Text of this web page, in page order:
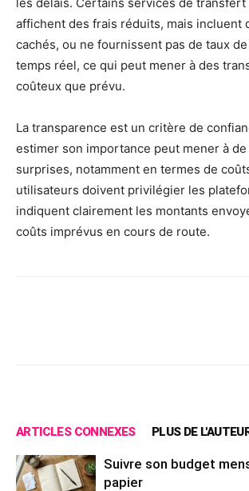
affichent des frais réduits, mais incluent
cachés, ou ne fournissent pas de taux
temps réel, ce qui peut mener à des
coûteux que prévu.
La transparence est un critère de
estimer son importance peut mener à de
surprises, notamment en termes de
utilisateurs doivent privilégier les
indiquent clairement les montants
coûts imprévus en cours de route.
ARTICLES CONNEXES PLUS DE
Suivre son budget
papier